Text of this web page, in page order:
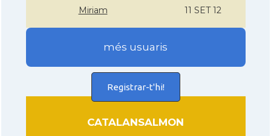
Miriam 11 SET 12
més usuaris
Registrar-t'hi!
CATALANSALMON